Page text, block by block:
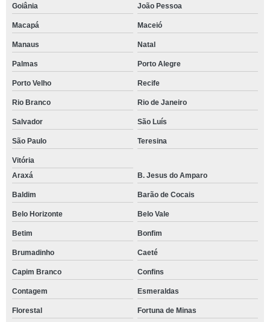
Goiânia João Pessoa
Macapá Maceió
Manaus Natal
Palmas Porto Alegre
Porto Velho Recife
Rio Branco Rio de Janeiro
Salvador São Luís
São Paulo Teresina
Vitória
Araxá
B. Jesus do Amparo
Baldim Barão de Cocais
Belo Horizonte Belo Vale
Betim Bonfim
Brumadinho Caeté
Capim Branco Confins
Contagem Esmeraldas
Florestal Fortuna de Minas